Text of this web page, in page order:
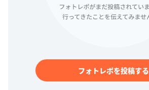
フォトレポを投稿する